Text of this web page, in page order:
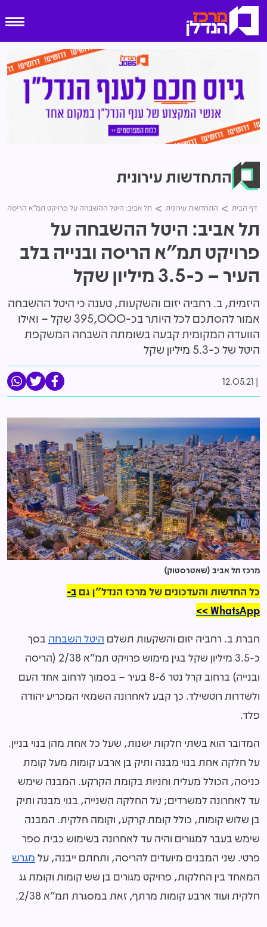
התחדשות עירונית
דף הבית התחדשות עירונית תל אביב: היטל ההשבחה על פרויקט תמ"א הריסה ובנייה בלב
תל אביב: היטל ההשבחה על
פרויקט תמ"א הריסה ובנייה בלב
העיר – כ-3.5 מיליון שקל
היזמית, ב. רחביה יזום והשקעות, טענה כי היטל ההשבחה
אמור להסתכם לכל היותר בכ-395,000 שקל – ואילו
הוועדה המקומית קבעה בשומתה השבחה המשקפת
היטל של כ-5.3 מיליון שקל
12.05.21
מרכז תל אביב (שאטרסטוק)
כל החדשות והעדכונים של מרכז הנדל"ן גם ב-
WhatsApp >>
חברת ב. רחביה יזום והשקעות תשלם היטל השבחה בסך
כ-3.5 מיליון שקל בגין מימוש פרויקט תמ"א 2/38 (הריסה
ובנייה) ברחוב קרל נטר 8-6 בעיר – בסמוך לרחוב אחד העם
ולשדרות רוטשילד. כך קבע לאחרונה השמאי המכריע יהודה
פלד.
המדובר הוא בשתי חלקות ישנות, שעל כל אחת מהן בנוי בניין.
על חלקה אחת בנוי מבנה ותיק בן ארבע קומות מעל קומת
כניסה, הכולל מעלית וחניות בקומת הקרקע. המבנה שימש
עד לאחרונה למשרדים; על החלקה השנייה, בנוי מבנה ותיק
בן שלוש קומות, כולל קומת קרקע, וקומה חלקית. המבנה
שימש בעבר למגורים והיה עד לאחרונה בשימוש כבית ספר
פרטי. שני המבנים מיועדים להריסה, ותחתם ייבנה, על מגרש
המאחד בין החלקות, פרויקט מגורים בן שש קומות וקומת גג
חלקית ועוד ארבע קומות מרתף, זאת במסגרת תמ"א 2/38.